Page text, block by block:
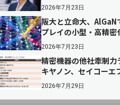
2026年7月23日
阪大と立命大、
プレイの小型・高精密
2026年7月23日
精密機器の他社牽制
キヤノン、セイコーエ
2026年7月29日